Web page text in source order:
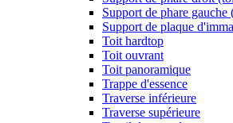
Support de phare gauche
Support de plaque
Toit hardtop
Toit ouvrant
Toit panoramique
Trappe d'essence
Traverse inférieure
Traverse supérieure